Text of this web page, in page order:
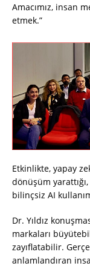
Amacımız, insan
etmek.”
Etkinlikte, yapay
dönüşüm
bilinçsiz AI
Dr. Yıldız
markaları
zayıflatabilir.
anlamlandıran